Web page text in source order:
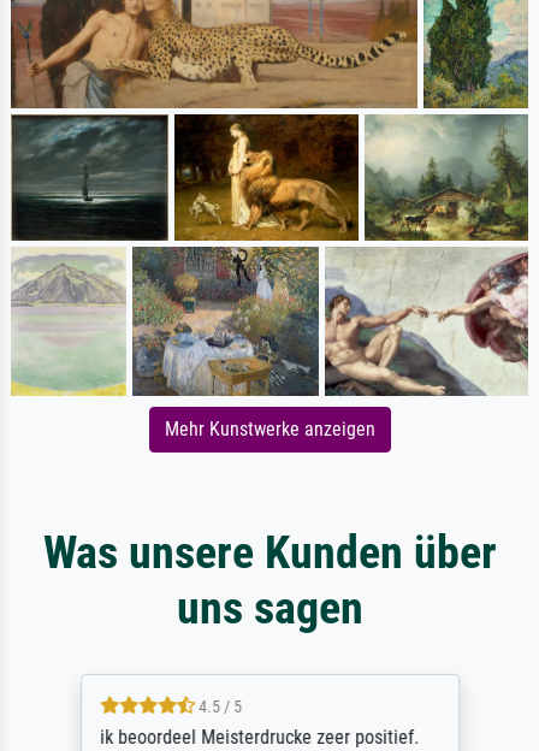
Mehr Kunstwerke anzeigen
Was unsere Kunden über
uns sagen
4.5 / 5
ik beoordeel Meisterdrucke zeer positief.